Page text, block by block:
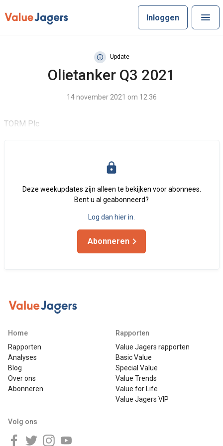
Inloggen
Update
Olietanker Q3 2021
14 november 2021 om 12:36
TORM Plc
Deze weekupdates zijn alleen te bekijken voor abonnees.
Bent u al geabonneerd?
Log dan hier in.
Abonneren
Home
Rapporten
Analyses
Blog
Over ons
Abonneren
Rapporten
Value Jagers rapporten
Basic Value
Special Value
Value Trends
Value for Life
Value Jagers VIP
Volg ons